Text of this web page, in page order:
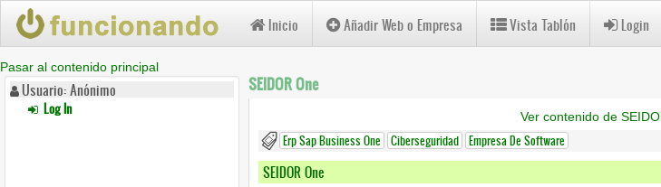
Pasar al contenido principal
Inicio Añadir Web o Empresa Vista Tablón Login
Usuario: Anónimo
Log In
SEIDOR One
Ver contenido de
Erp Sap Business One Ciberseguridad Empresa De Software
SEIDOR One